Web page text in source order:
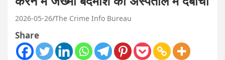
2026-05-26 The Crime Info Bureau
Share